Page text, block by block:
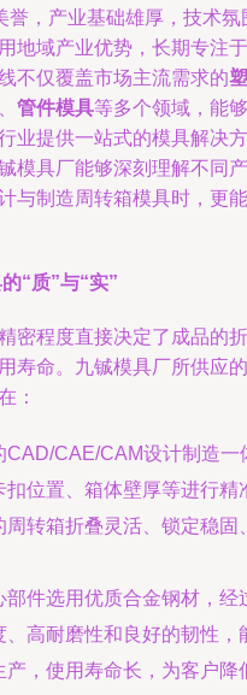
誉，产业基础雄厚，技术氛
地域产业优势，长期专注于
不仅覆盖市场主流需求的塑
管件模具等多个领域，能够
业提供一站式的模具解决方
模具厂能够深刻理解不同产
与制造周转箱模具时，更能
“质”与“实”
密程度直接决定了成品的折
寿命。九铖模具厂所供应的
：
CAD/CAE/CAM设计制造一
位置、箱体壁厚等进行精
转箱折叠灵活、锁定稳固
部件选用优质合金钢材，经
高耐磨性和良好的韧性，
，使用寿命长，为客户降